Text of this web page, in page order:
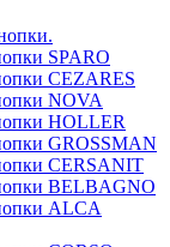
SPARO
CEZARES
NOVA
HOLLER
GROSSMAN
CERSANIT
BELBAGNO
ALCA